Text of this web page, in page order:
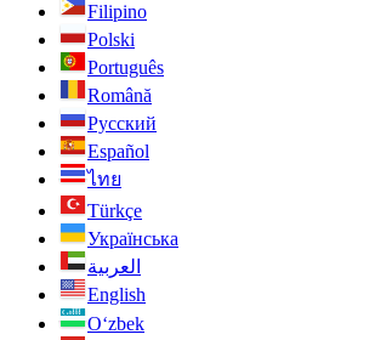
Filipino
Polski
Português
Română
Русский
Español
ไทย
Türkçe
Українська
العربية
English
O‘zbek